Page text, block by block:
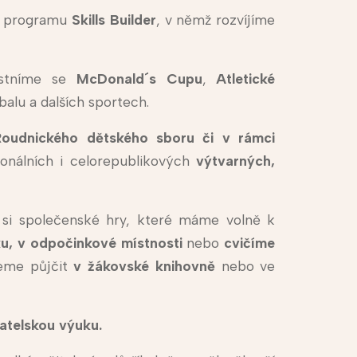
Skills Builder, v němž rozvíjíme
se McDonald´s Cupu,Atletické
a dalších sportech.
dětského sboru či v rámci
i celorepublikovýchvýtvarných,
společenské hry, které máme volně k
v odpočinkové místnosti nebo cvičíme
půjčitv žákovské knihovněnebo ve
výuku.